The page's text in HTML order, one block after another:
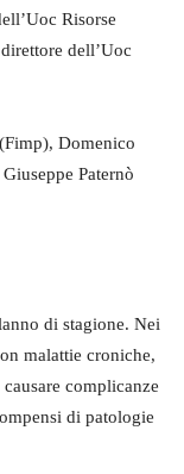
Risorse
dell’Uoc
Domenico
Paternò
di stagione. Nei
malattie croniche,
complicanze
di patologie